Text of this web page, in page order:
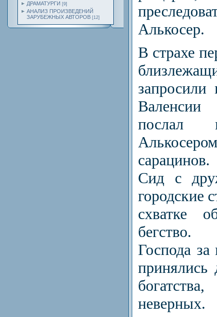
ДРАМАТУРГИ [9]
АНАЛИЗ ПРОИЗВЕДЕНИЙ
ЗАРУБЕЖНЫХ АВТОРОВ [12]
Алькосер.
В страхе
Сид с
городские
схватке
бегство.
Господа за
принялись
неверных.